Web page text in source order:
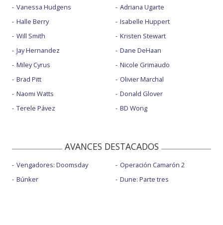
Vanessa Hudgens
Halle Berry
Will Smith
Jay Hernandez
Miley Cyrus
Brad Pitt
Naomi Watts
Terele Pávez
Adriana Ugarte
Isabelle Huppert
Kristen Stewart
Dane DeHaan
Nicole Grimaudo
Olivier Marchal
Donald Glover
BD Wong
AVANCES DESTACADOS
Vengadores: Doomsday
Búnker
Operación Camarón 2
Dune: Parte tres